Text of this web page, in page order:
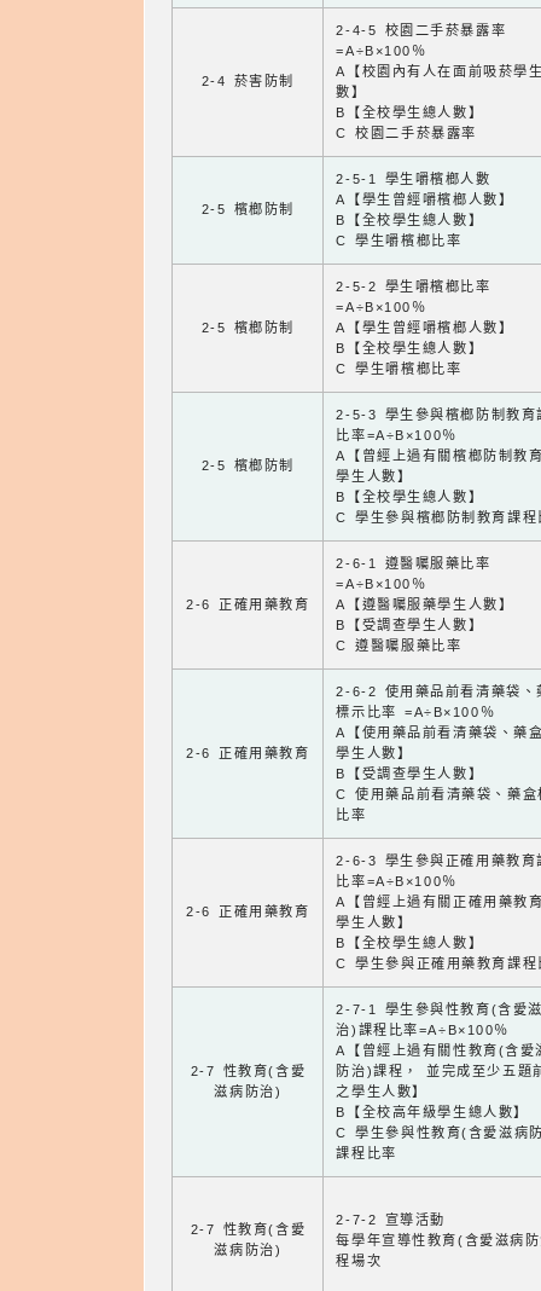
2-4 菸害防制
2-4-5 校園二手菸暴露率
=A÷B×100％
A【校園內有人在面前吸菸學
數】
B【全校學生總人數】
C 校園二手菸暴露率
2-5 檳榔防制
2-5-1 學生嚼檳榔人數
A【學生曾經嚼檳榔人數】
B【全校學生總人數】
C 學生嚼檳榔比率
2-5 檳榔防制
2-5-2 學生嚼檳榔比率
=A÷B×100％
A【學生曾經嚼檳榔人數】
B【全校學生總人數】
C 學生嚼檳榔比率
2-5 檳榔防制
2-5-3 學生參與檳榔防制教育
比率=A÷B×100％
A【曾經上過有關檳榔防制教
學生人數】
B【全校學生總人數】
C 學生參與檳榔防制教育課程
2-6 正確用藥教育
2-6-1 遵醫囑服藥比率
=A÷B×100％
A【遵醫囑服藥學生人數】
B【受調查學生人數】
C 遵醫囑服藥比率
2-6 正確用藥教育
2-6-2 使用藥品前看清藥袋、
標示比率 =A÷B×100％
A【使用藥品前看清藥袋、藥
學生人數】
B【受調查學生人數】
C 使用藥品前看清藥袋、藥盒
比率
2-6 正確用藥教育
2-6-3 學生參與正確用藥教育
比率=A÷B×100％
A【曾經上過有關正確用藥教
學生人數】
B【全校學生總人數】
C 學生參與正確用藥教育課程
2-7 性教育(含愛
滋病防治)
2-7-1 學生參與性教育(含愛
治)課程比率=A÷B×100％
A【曾經上過有關性教育(含愛
防治)課程， 並完成至少五題
之學生人數】
B【全校高年級學生總人數】
C 學生參與性教育(含愛滋病
課程比率
2-7 性教育(含愛
滋病防治)
2-7-2 宣導活動
每學年宣導性教育(含愛滋病
程場次